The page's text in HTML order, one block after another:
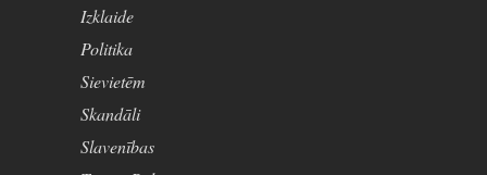
Izklaide
Politika
Sievietēm
Skandāli
Slavenības